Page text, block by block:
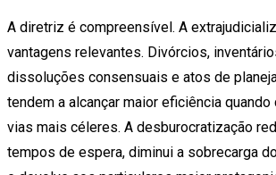
A diretriz é compreensível. A
vantagens relevantes. Divórcios,
dissoluções consensuais e atos de
tendem a alcançar maior eficiência
vias mais céleres. A desburocratização
tempos de espera, diminui a sobrecarga